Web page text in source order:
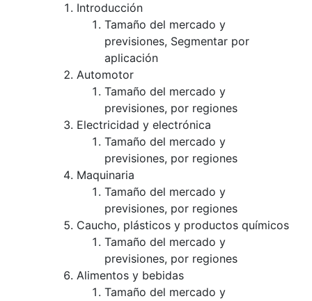
Introducción
Tamaño del mercado y
previsiones, Segmentar por
aplicación
Automotor
Tamaño del mercado y
previsiones, por regiones
Electricidad y electrónica
Tamaño del mercado y
previsiones, por regiones
Maquinaria
Tamaño del mercado y
previsiones, por regiones
Caucho, plásticos y productos químicos
Tamaño del mercado y
previsiones, por regiones
Alimentos y bebidas
Tamaño del mercado y